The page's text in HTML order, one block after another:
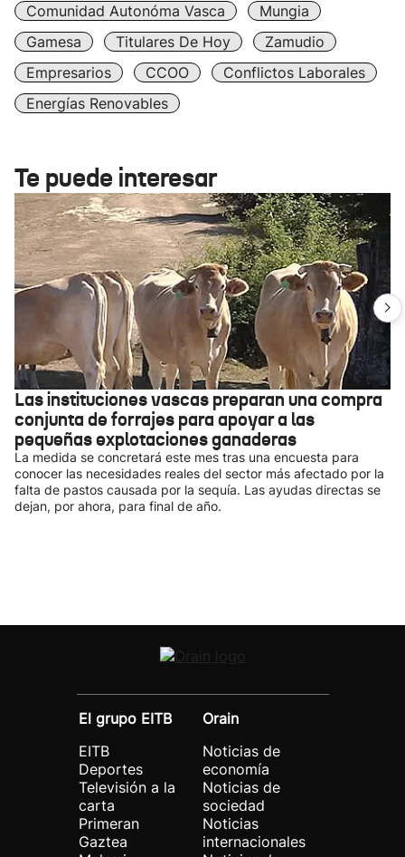
Comunidad Autonóma Vasca
Mungia
Gamesa
Titulares De Hoy
Zamudio
Empresarios
CCOO
Conflictos Laborales
Energías Renovables
Te puede interesar
Las instituciones vascas preparan una compra
conjunta de forrajes para apoyar a las
pequeñas explotaciones ganaderas
La medida se concretará este mes tras una encuesta para
conocer las necesidades reales del sector más afectado por la
falta de pastos causada por la sequía. Las ayudas directas se
dejan, por ahora, para final de año.
El grupo EITB
EITB
Deportes
Televisión a la
carta
Primeran
Gaztea
Orain
Noticias de
economía
Noticias de
sociedad
Noticias
internacionales